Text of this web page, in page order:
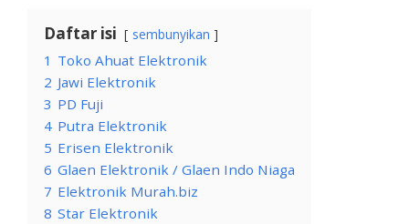
Daftar isi sembunyikan
1 Toko Ahuat Elektronik
2 Jawi Elektronik
3 PD Fuji
4 Putra Elektronik
5 Erisen Elektronik
6 Glaen Elektronik / Glaen Indo Niaga
7 Elektronik Murah.biz
8 Star Elektronik